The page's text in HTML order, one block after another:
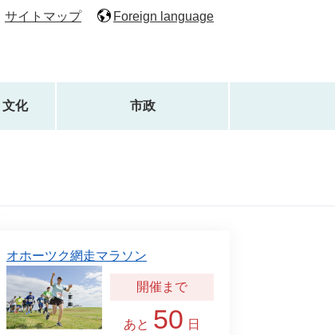
サイトマップ Foreign language
化 市政
オホーツク網走マラソン
あと 50 日